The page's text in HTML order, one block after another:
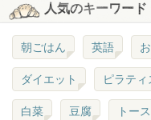
人気のキーワード
朝ごはん 英語
ダイエット ピラティ
白菜 豆腐 トー